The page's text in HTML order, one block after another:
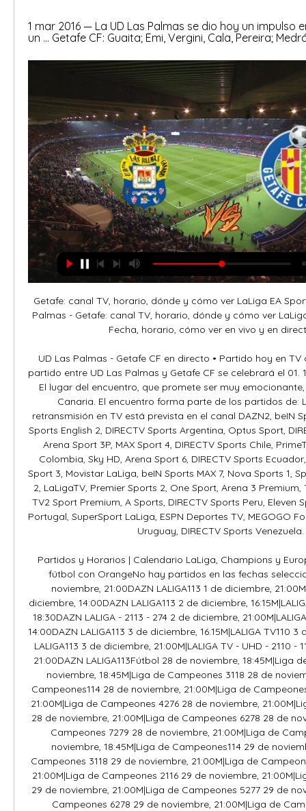
1 mar 2016 — La UD Las Palmas se dio hoy un impulso
un ... Getafe CF: Guaita; Emi, Vergini, Cala, Pereira;
Getafe: canal TV, horario, dónde y cómo ver LaLiga EA Sports hace 11 horas — Las Palmas - Getafe: canal TV, horario, dónde y cómo ver LaLiga EA Sports online hoy · Fecha, horario, cómo ver en vivo y en directo en ...

UD Las Palmas - Getafe CF en directo • Partido hoy en TV online, gratis en vivoEl partido entre UD Las Palmas y Getafe CF se celebrará el 01. 12. 2023, a la hora 19:00. El lugar del encuentro, que promete ser muy emocionante, será Estadio de Gran Canaria. El encuentro forma parte de los partidos de: La Liga, Fútbol. La retransmisión en TV está prevista en el canal DAZN2, beIN Sports Arabia 3 HD, beIN Sports English 2, DIRECTV Sports Argentina, Optus Sport, DIRECTV Sports Caribbean, Arena Sport 3P, MAX Sport 4, DIRECTV Sports Chile, PrimeTel 2, DIRECTV Sports Colombia, Sky HD, Arena Sport 6, DIRECTV Sports Ecuador, Premier Sport, Arena Sport 3, Movistar LaLiga, beIN Sports MAX 7, Nova Sports 1, Spíler 2 TV, Viaplay Sports 2, LaLigaTV, Premier Sports 2, One Sport, Arena 3 Premium, TSN4, Canal 5 Televisa, TV2 Sport Premium, A Sports, DIRECTV Sports Peru, Eleven Sports 3, Eleven Sports 1 Portugal, SuperSport LaLiga, ESPN Deportes TV, MEGOGO Football 3, DIRECTV Sports Uruguay, DIRECTV Sports Venezuela. 

Partidos y Horarios | Calendario LaLiga, Champions y Europa LeagueDisfruta del fútbol con OrangeNo hay partidos en las fechas seleccionadasFútbol 29 de noviembre, 21:00DAZN LALIGA113 1 de diciembre, 21:00M|LALIGA TV110 2 de diciembre, 14:00DAZN LALIGA113 2 de diciembre, 16:15M|LALIGA TV110 2 de diciembre, 18:30DAZN LALIGA - 2113 - 274 2 de diciembre, 21:00M|LALIGA TV110 3 de diciembre, 14:00DAZN LALIGA113 3 de diciembre, 16:15M|LALIGA TV110 3 de diciembre, 18:30DAZN LALIGA113 3 de diciembre, 21:00M|LALIGA TV - UHD - 2110 - 111 - 112 4 de diciembre, 21:00DAZN LALIGA113Fútbol 28 de noviembre, 18:45M|Liga de Campeones114 28 de noviembre, 18:45M|Liga de Campeones 3118 28 de noviembre, 21:00M|Liga de Campeones114 28 de noviembre, 21:00M|Liga de Campeones 2116 28 de noviembre, 21:00M|Liga de Campeones 4276 28 de noviembre, 21:00M|Liga de Campeones 5277 28 de noviembre, 21:00M|Liga de Campeones 6278 28 de noviembre, 21:00M|Liga de Campeones 7279 28 de noviembre, 21:00M|Liga de Campeones 8280 29 de noviembre, 18:45M|Liga de Campeones114 29 de noviembre, 18:45M|Liga de Campeones 3118 29 de noviembre, 21:00M|Liga de Campeones114 29 de noviembre, 21:00M|Liga de Campeones 2116 29 de noviembre, 21:00M|Liga de Campeones 4276 29 de noviembre, 21:00M|Liga de Campeones 5277 29 de noviembre, 21:00M|Liga de Campeones 6278 29 de noviembre, 21:00M|Liga de Campeones 7279 29 de noviembre, 21:00M|Liga de Campeones 8280Fútbol 30 de noviembre, 18:45M|Liga de Campeones114 30 de noviembre, 18:45M|Liga de Campeones 2116 30 de noviembre, 18:45M|Liga de Campeones 3118 30 de noviembre, 18:45M|Liga de Campeones 4276 30 de noviembre, 18:45M|Liga de Campeones 5277 30 de noviembre, 18:45M|Liga de Campeones 6278 30 de noviembre, 18:45M|Liga de Campeones 7279 30 de noviembre, 18:45M|Liga de Campeones 8280 30 de noviembre, 21:00M|Liga de Campeones114 30 de noviembre, 21:00M|Liga de Campeones 2116 30 de noviembre, 21:00M|Liga de Campeones 4276 30 de noviembre, 21:00M|Liga de Campeones 5277 30 de noviembre, 21:00M|Liga de Campeones 6278 30 de noviembre, 21:00M|Liga de Campeones 7279 30 de noviembre, 21:00M|Liga de Campeones 8280 30 de noviembre, 21:00M|Liga de Campeones 9281 30 de noviembre, 21:00M|Liga de Campeones 10282Fútbol 30 de noviembre, 18:45M|Liga de Campeones 3118 30 de noviembre, 18:45M|Liga de Campeones 9281 30 de noviembre, 18:45M|Liga de Campeones 10282 30 de noviembre, 18:45M|Liga de Campeones 11283 30 de noviembre, 18:45M|Liga de Campeones 12284 30 de noviembre, 18:45M|Liga de Campeones 13285 30 de noviembre, 18:45M|Liga de Campeones 14286 30 de noviembre, 18:45M|Liga de Campeones 15287 30 de noviembre, 18:45M|Liga de Campeones 16288 30 de noviembre, 21:00M|Liga de Campeones 11283 30 de noviembre, 21:00M|Liga de Campeones 12284 30 de noviembre, 21:00M|Liga de Campeones 13285 30 de noviembre, 21:00M|Liga de Campeones 14286 30 de noviembre, 21:00M|Liga de Campeones 15287 30 de noviembre, 21:00M|Liga de Campeones 16288 30 de noviembre, 21:00M|Liga de Campeones 17289 30 de noviembre, 16:30M|Liga de Campeones 2116Fútbol 22 de noviembre, 21:00M|Liga de Campeones - 2114 - 116Fútbol 16 de noviembre, 18:00La 1 TVE1 19 de noviembre, 20:45La 1 TVE1Fútbol 1 de diciembre, 20:30LALIGA TV HYPERMOTION119 2 de diciembre, 16:15LALIGA TV HYPERMOTION119 2 de diciembre, 16:15LALIGA TV HYPERMOTION 2120 2 de diciembre, 18:30LALIGA TV HYPERMOTION119 2 de diciembre, 21:00LALIGA TV HYPERMOTION119 3 de diciembre, 14:00LALIGA TV HYPERMOTION119 3 de diciembre, 16:15LALIGA TV HYPERMOTION119 3 de diciembre, 18:30LALIGA TV HYPERMOTION119 3 de diciembre, 18:30LALIGA TV HYPERMOTION 2120 3 de diciembre, 21:00LALIGA TV HYPERMOTION119 4 de diciembre, 20:30LALIGA TV HYPERMOTION119Fútbol 2 de diciembre, 15:30M|Liga de Campeones114 2 de diciembre, 18:30M|Liga de Campeones 2116 3 de diciembre, 17:30M|Liga de Campeones114 3 de diciembre, 19:30M|Liga de Campeones - 3114 -118Fútbol 1 de diciembre, 15:00M|Liga de Campeones114 2 de diciembre, 18:00M|Liga de Campeones114 2 de diciembre, 20:45M|Liga de Campeones114 3 de diciembre, 18:00M|Liga de Campeones114Fútbol 1 de diciembre, 21:00Eurosport 2101Fútbol 31 de octubre, 19:00La 1 TVE1Fútbol 26 de noviembre, 12:00GOL PLAY137Filtrar por HoyMañanaTres próximos díasEsta semanaLaLiga EA SportsChampions LeagueEuropa LeagueConference LeagueCopa del ReyEurocopaLaLiga HypermotionBundesliga AlemaniaSerie A ItaliaLigue 1 FranciaCopa de las NacionesLiga femeninaPartidos de los próximos díasNo hay partidos en las fechas seleccionadasFútbol 29 de noviembre, 21:00DAZN LALIGA113 1 de diciembre, 21:00M|LALIGA TV110 2 de diciembre, 14:00DAZN LALIGA113 2 de diciembre, 16:15M|LALIGA TV110 2 de diciembre, 18:30DAZN LALIGA - 2113 - 274 2 de diciembre, 21:00M|LALIGA TV110 3 de diciembre, 14:00DAZN LALIGA113 3 de diciembre, 16:15M|LALIGA TV110 3 de diciembre, 18:30DAZN LALIGA113 3 de diciembre, 21:00M|LALIGA TV - UHD - 2110 - 111 - 112 4 de diciembre, 21:00DAZN LALIGA113Fútbol 28 de noviembre, 18:45M|Liga de Campeones114 28 de noviembre, 18:45M|Liga de Campeones 3118 28 de noviembre, 21:00M|Liga de Campeones114 28 de noviembre, 21:00M|Liga de Campeones 2116 28 de noviembre, 21:00M|Liga de Campeones 4276 28 de noviembre, 21:00M|Liga de Campeones 5277 28 de noviembre, 21:00M|Liga de Campeones 6278 28 de noviembre, 21:00M|Liga de Campeones 7279 28 de noviembre, 21:00M|Liga de Campeones 8280 29 de noviembre, 18:45M|Liga de Campeones114 29 de noviembre, 18:45M|Liga de Campeones 3118 29 de noviembre, 21:00M|Liga de Campeones114 29 de noviembre, 21:00M|Liga de Campeones 2116 29 de noviembre, 21:00M|Liga de Campeones 4276 29 de noviembre, 21:00M|Liga de Campeones 5277 29 de noviembre, 21:00M|Liga de Campeones 6278 29 de noviembre, 21:00M|Liga de Campeones 7279 29 de noviembre, 21:00M|Liga de Campeones 8280Fútbol 22 de noviembre, 21:00M|Liga de Campeones - 2114 - 116Fútbol 30 de noviembre, 18:45M|Liga de Campeones114 30 de noviembre, 18:45M|Liga de Campeones 2116 30 de noviembre, 18:45M|Liga de